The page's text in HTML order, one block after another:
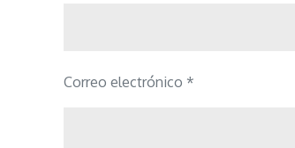
Correo electrónico *